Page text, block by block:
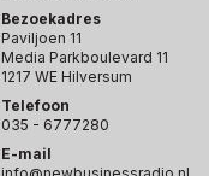
Bezoekadres
Paviljoen 11
Media Parkboulevard 11
1217 WE Hilversum
Telefoon
035 - 6777280
E-mail